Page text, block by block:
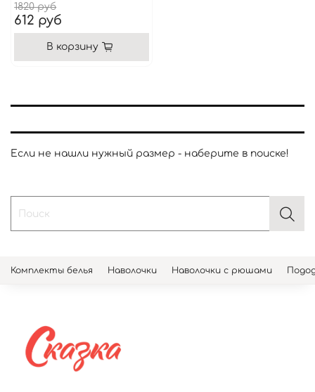
1820 руб
612 руб
В корзину
Если не нашли нужный размер - наберите в поиске!
Комплекты белья Наволочки Наволочки с рюшами